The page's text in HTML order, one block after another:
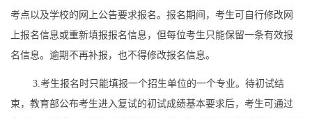
考点以及学校的网上公告要求报名。报名期间，考生可自行修改网
上报名信息或重新填报报名信息，但每位考生只能保留一条有效报
名信息。逾期不再补报，也不得修改报名信息。
3.考生报名时只 能填报一个招生单位的一个专业。待初试结
束，教育部公布考生进入复试的初试成绩基本要求后，考生可通过